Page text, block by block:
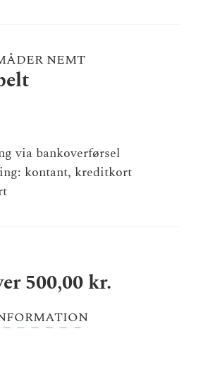
NEMT
via bankoverførsel
kontant, kreditkort
500,00 kr.